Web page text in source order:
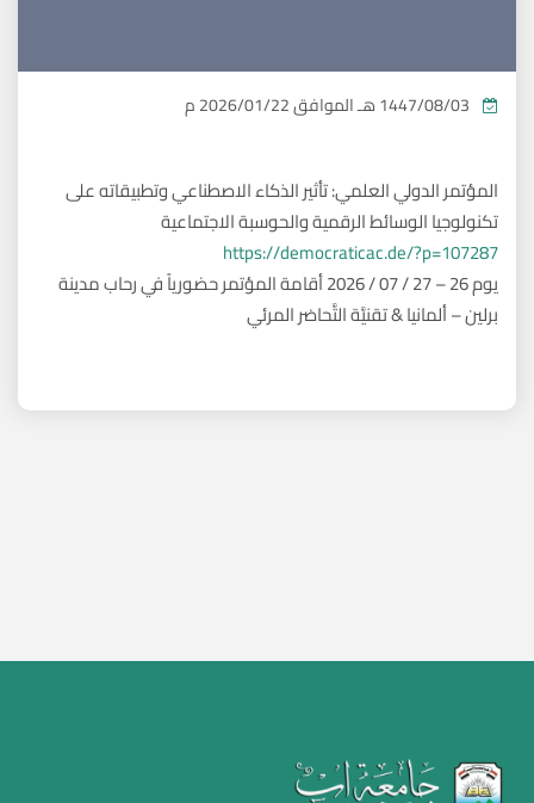
الموافق2026/01/22 م
المؤتمر الدولي العلمي: تأثير الذكاء الاصطناعي وتطبيقاته على
تكنولوجيا الوسائط الرقمية والحوسبة الاجتماعية
https://democraticac.de/?p=107287
يوم 26 – 27 / 07 / 2026 أقامة المؤتمر حضورياً في رحاب مدينة
برلين – ألمانيا & تقنيَّة التَّحاضر المرئي